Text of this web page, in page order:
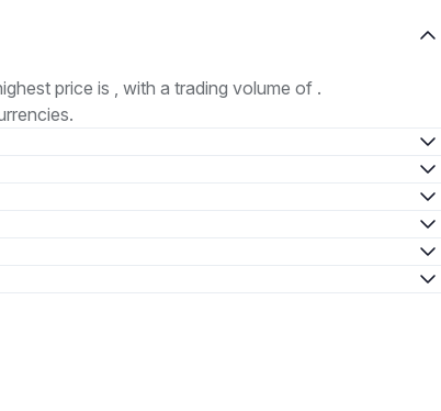
price is , with a trading volume of .